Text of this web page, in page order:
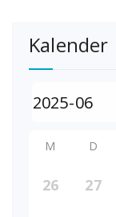
Kalender
M D
26 27